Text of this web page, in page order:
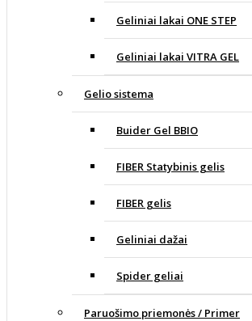
Geliniai lakai ONE STEP
Geliniai lakai VITRA GEL
Gelio sistema
Buider Gel BBIO
FIBER Statybinis gelis
FIBER gelis
Geliniai dažai
Spider geliai
Paruošimo priemonės / Primer